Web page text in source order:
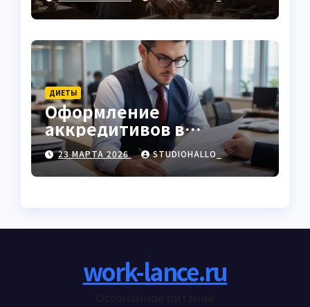
ДИЕТЫ
Оформление
аккредитивов в
международной
торговле
23 МАРТА 2026 STUDIOHALLO_
work-lance.ru